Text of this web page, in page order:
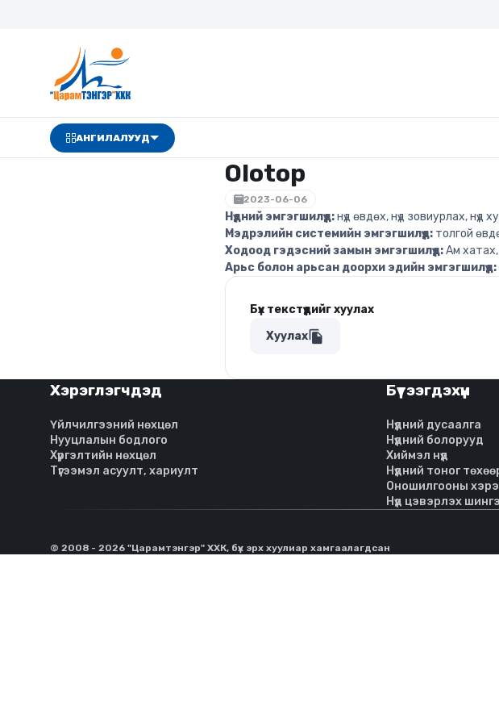
АНГИЛАЛУУД
Olotop
2023-06-06
Нүдний эмгэгшилүүд:нүд өвдөх, нүд зовиурлах,
Мэдрэлийн системийн эмгэгшилүүд:толгой
Ходоод гэдэсний замын эмгэгшилүүд:Ам хатах,
Арьс болон арьсан доорхи эдийн эмгэгшилүүд:
Бүх текстүүдийг хуулах
Хуулахfile_copy
Хэрэглэгчдэд
Үйлчилгээний нөхцөл
Нууцлалын бодлого
Хүргэлтийн нөхцөл
Түгээмэл асуулт, хариулт
Бүтээгдэхүүн
Нүдний дусаалга
Нүдний болорууд
Хиймэл нүд
Нүдний тоног
Оношилгооны
Нүд цэвэрлэх
© 2008 - 2026 "Царамтэнгэр" ХХК, бүх эрх хуулиар хамгаалагдсан